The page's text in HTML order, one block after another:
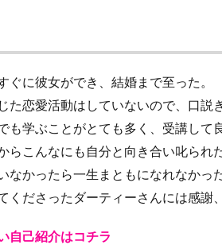
ぐに彼女ができ、結婚まで至った。
た恋愛活動はしていないので、口説
も学ぶことがとても多く、受講して
らこんなにも自分と向き合い叱られ
なかったら一生まともになれなかっ
くださったダーティーさんには感謝
自己紹介はコチラ